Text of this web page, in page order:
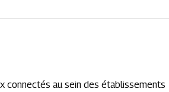
connectés au sein des établissements